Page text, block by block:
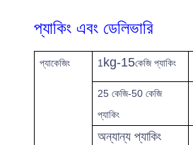
প্যাকিং এবং ডেলিভারি
প্যাকেজিং 1 kg-15কেজি প্যাকিং
25 কেজি-50 কেজি
প্যাকিং
অন্যান্য প্যাকিং